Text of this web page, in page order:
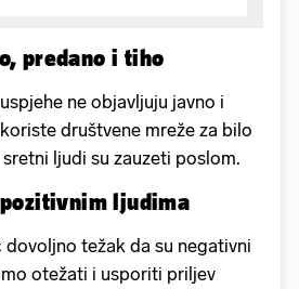
predano i tiho
ne objavljuju javno i
društvene mreže za bilo
sretni ljudi su zauzeti poslom.
ljudima
težak da su negativni
otežati i usporiti priljev